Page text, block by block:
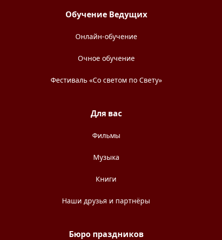
Обучение Ведущих
Онлайн-обучение
Очное обучение
Фестиваль «Со светом по Свету»
Для вас
Фильмы
Музыка
Книги
Наши друзья и партнёры
Бюро праздников